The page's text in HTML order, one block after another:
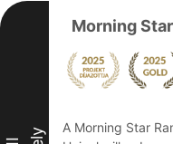
Morning
A Morning Star